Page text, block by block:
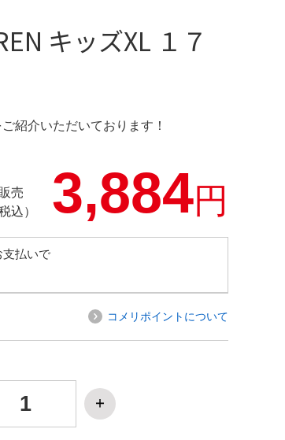
キッズXL １７
紹介いただいております！
売
込）
3,884円
支払いで
コメリポイントについて